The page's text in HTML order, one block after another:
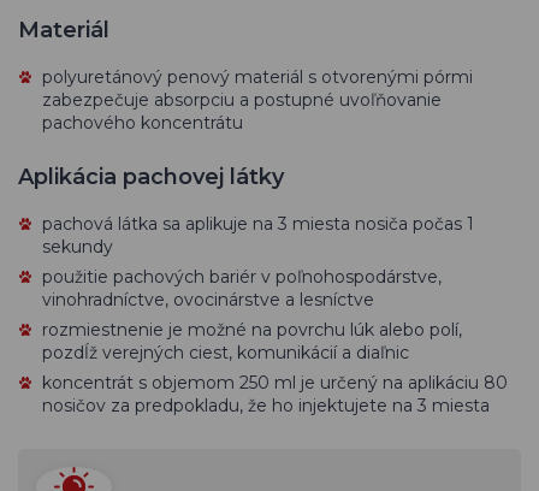
Materiál
polyuretánový penový materiál s otvorenými pórmi
zabezpečuje absorpciu a postupné uvoľňovanie
pachového koncentrátu
Aplikácia pachovej látky
pachová látka sa aplikuje na 3 miesta nosiča počas 1
sekundy
použitie pachových bariér v poľnohospodárstve,
vinohradníctve, ovocinárstve a lesníctve
rozmiestnenie je možné na povrchu lúk alebo polí,
pozdĺž verejných ciest, komunikácií a diaľnic
koncentrát s objemom 250 ml je určený na aplikáciu 80
nosičov za predpokladu, že ho injektujete na 3 miesta